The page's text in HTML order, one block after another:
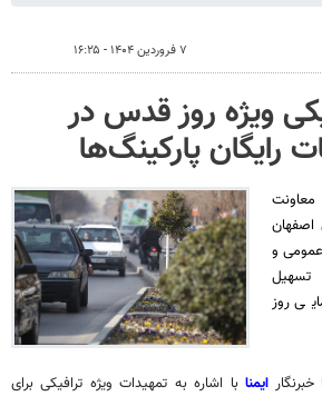
۷ فروردین ۱۴۰۴ - ۱۶:۲۵
ویژه روز قدس در
رایگان پارکینگ‌ها
معاونت
اصفهان
عمومی و
تسهیل
روز
ایمنابا اشاره به تمهیدات ویژه ترافیکی برای